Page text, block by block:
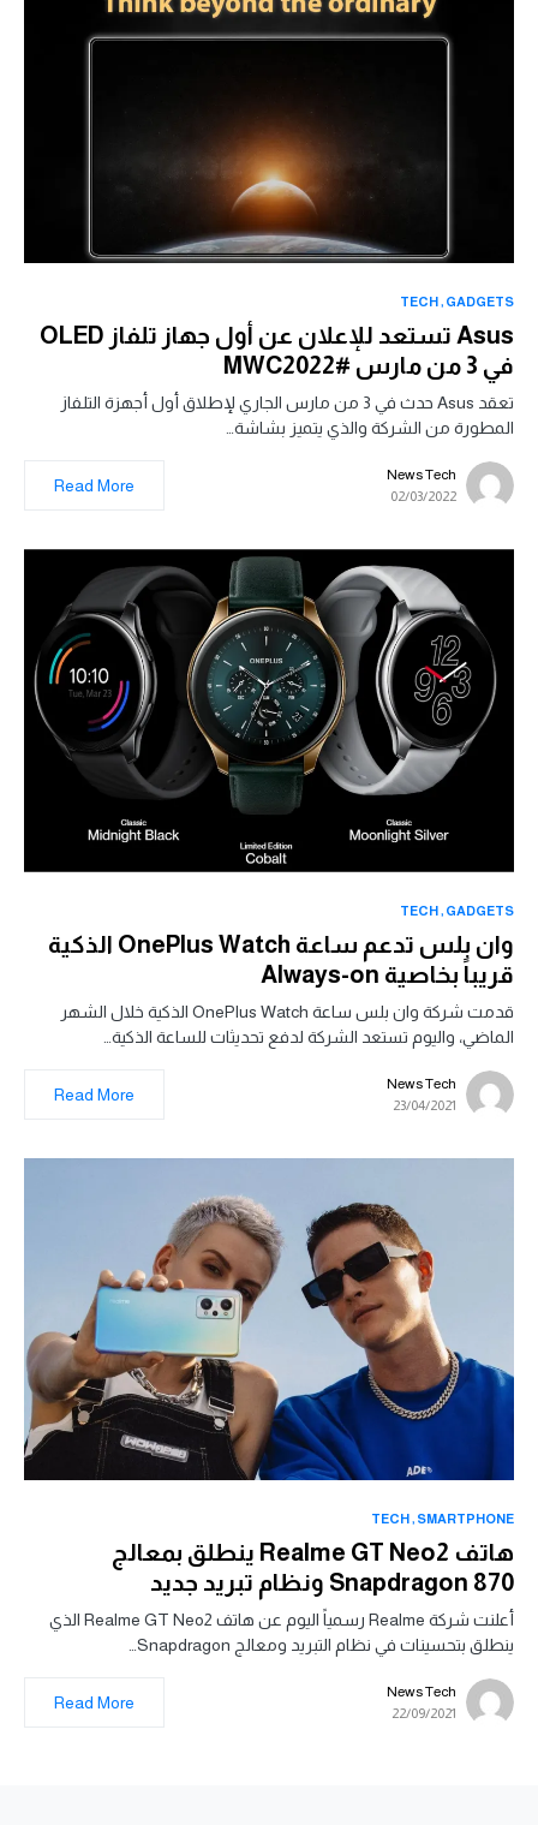
GADGETS
TECH
Asus تستعد للإعلان عن أول جهاز تلفاز OLED
في 3 من مارس #MWC2022
تعقد Asus حدث في 3 من مارس الجاري لإطلاق أول أجهزة التلفاز
المطورة من الشركة والذي يتميز بشاشة…
News Tech
02/03/2022
Read More
GADGETS
TECH
وان بلس تدعم ساعة OnePlus Watch الذكية
قريباً بخاصية Always-on
قدمت شركة وان بلس ساعة OnePlus Watch الذكية خلال الشهر
الماضي، واليوم تستعد الشركة لدفع تحديثات للساعة الذكية…
News Tech
23/04/2021
Read More
SMARTPHONE
TECH
هاتف Realme GT Neo2 ينطلق بمعالج
Snapdragon 870 ونظام تبريد جديد
أعلنت شركة Realme رسمياً اليوم عن هاتف Realme GT Neo2 الذي
ينطلق بتحسينات في نظام التبريد ومعالج Snapdragon…
News Tech
22/09/2021
Read More